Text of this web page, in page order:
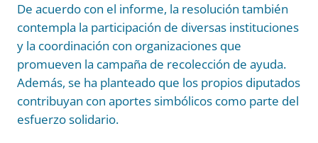
De acuerdo con el informe, la resolución también
contempla la participación de diversas instituciones
y la coordinación con organizaciones que
promueven la campaña de recolección de ayuda.
Además, se ha planteado que los propios diputados
contribuyan con aportes simbólicos como parte del
esfuerzo solidario.